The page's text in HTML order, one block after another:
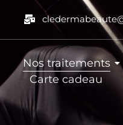
Nos traitements
Carte cadeau